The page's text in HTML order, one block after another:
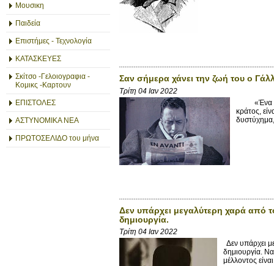
Μουσικη
Παιδεία
Επιστήμες - Τεχνολογία
ΚΑΤΑΣΚΕΥΕΣ
Σκίτσο -Γελοιογραφια -
Κομικς -Καρτουν
ΕΠΙΣΤΟΛΕΣ
ΑΣΤΥΝΟΜΙΚΑ ΝΕΑ
ΠΡΩΤΟΣΕΛΙΔΟ του μήνα
Σαν σήμερα χάνει την ζωή του ο
Τρίτη 04 Ιαν 2022
«Ένα
κράτος,
δυστύχημα,
Δεν υπάρχει μεγαλύτερη χαρά από
δημιουργία.
Τρίτη 04 Ιαν 2022
Δεν υπάρχει
δημιουργία.
μέλλοντος